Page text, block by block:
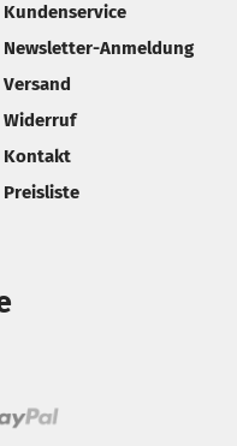
Kundenservice
Newsletter-Anmeldung
Versand
Widerruf
Kontakt
Preisliste